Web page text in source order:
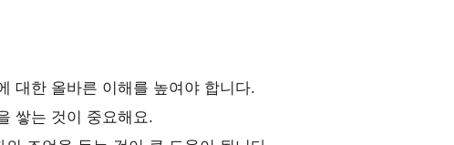
대한 올바른 이해를 높여야 합니다.
쌓는 것이 중요해요.